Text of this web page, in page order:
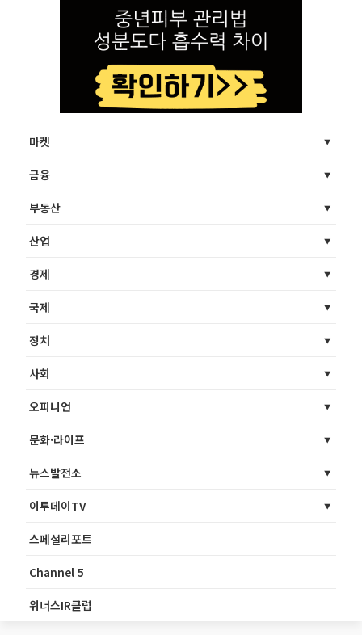
마켓
금융
부동산
산업
경제
국제
정치
사회
오피니언
문화·라이프
뉴스발전소
이투데이TV
스페셜리포트
Channel 5
위너스IR클럽